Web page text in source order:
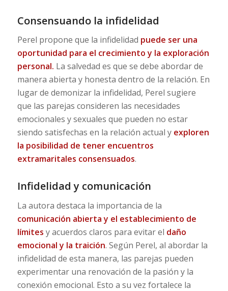
Consensuando la infidelidad
Perel propone que la infidelidad puede ser una
oportunidad para el crecimiento y la exploración
personal. La salvedad es que se debe abordar de
manera abierta y honesta dentro de la relación. En
lugar de demonizar la infidelidad, Perel sugiere
que las parejas consideren las necesidades
emocionales y sexuales que pueden no estar
siendo satisfechas en la relación actual y exploren
la posibilidad de tener encuentros
extramaritales consensuados.
Infidelidad y comunicación
La autora destaca la importancia de la
comunicación abierta y el establecimiento de
límites y acuerdos claros para evitar el daño
emocional y la traición. Según Perel, al abordar la
infidelidad de esta manera, las parejas pueden
experimentar una renovación de la pasión y la
conexión emocional. Esto a su vez fortalece la